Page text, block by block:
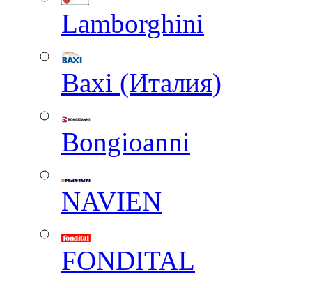
Lamborghini
Baxi (Италия)
Вongioanni
NAVIEN
FONDITAL